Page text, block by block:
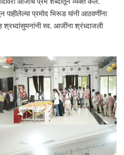
पाहीलेल्या प्रमोद भिरूड यांनी आठवणींना
श्रध्दांसुमनांनी स्व. आजींना श्रंध्दाजली